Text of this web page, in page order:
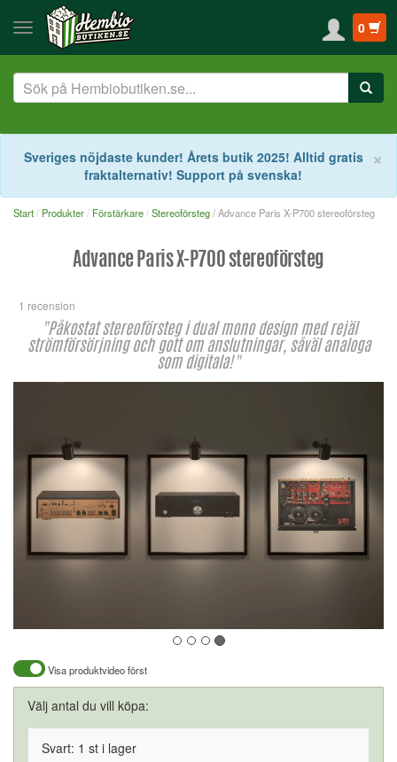
0
×
Sveriges nöjdaste kunder! Årets butik 2025! Alltid gratis
fraktalternativ! Support på svenska!
Start Produkter Förstärkare Stereoförsteg/ Advance Paris X-P700 stereoförsteg
Advance Paris X-P700 stereoförsteg
1 recension
"Påkostat stereoförsteg i dual mono design med rejäl
strömförsörjning och gott om anslutningar, såväl analoga
som digitala!"
Visa produktvideo först
Välj antal du vill köpa:
Svart: 1 st i lager